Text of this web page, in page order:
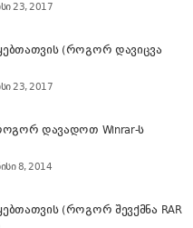
23, 2017
(როგორ დავიცვა
23, 2017
დავადოთ Winrar-ს
8, 2014
(როგორ შევქმნა RAR